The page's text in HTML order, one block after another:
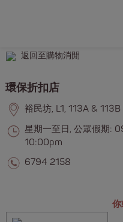
返回至購物消閒
環保折扣店
裕民坊, L1, 113A & 113B
星期一至日, 公眾假期:
10:00pm
6794 2158